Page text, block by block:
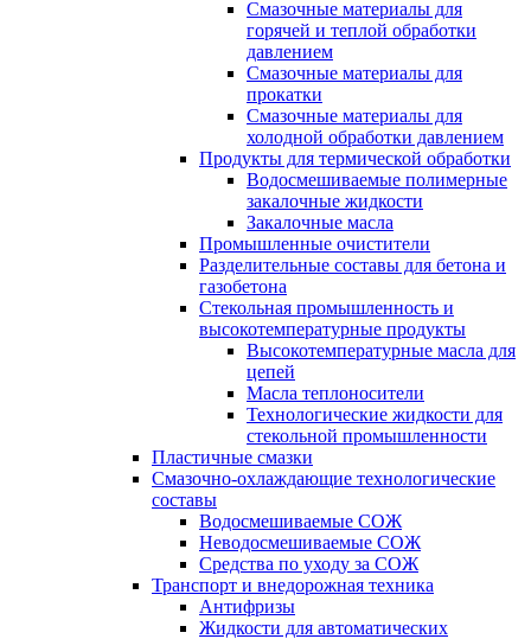
Смазочные материалы для
горячей и теплой обработки
давлением
Смазочные материалы для
прокатки
Смазочные материалы для
холодной обработки давлением
Продукты для термической обработки
Водосмешиваемые полимерные
закалочные жидкости
Закалочные масла
Промышленные очистители
Разделительные составы для бетона и
газобетона
Стекольная промышленность и
высокотемпературные продукты
Высокотемпературные масла для
цепей
Масла теплоносители
Технологические жидкости для
стекольной промышленности
Пластичные смазки
Смазочно-охлаждающие технологические
составы
Водосмешиваемые СОЖ
Неводосмешиваемые СОЖ
Средства по уходу за СОЖ
Транспорт и внедорожная техника
Антифризы
Жидкости для автоматических